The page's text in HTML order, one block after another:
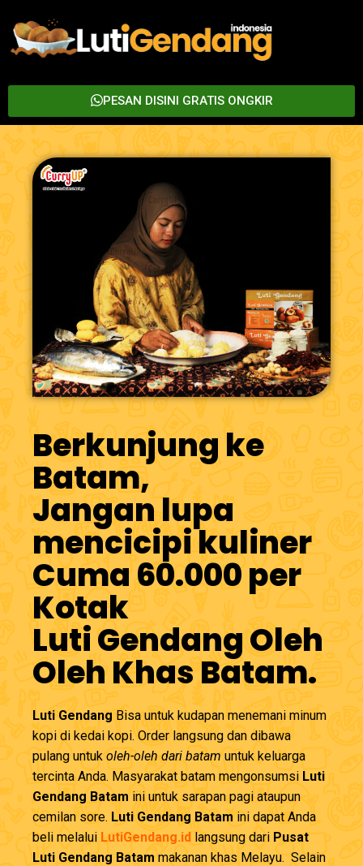
PESAN DISINI GRATIS ONGKIR
Berkunjung ke
Batam,
Jangan lupa
mencicipi kuliner
Cuma 60.000 per
Kotak
Luti Gendang Oleh
Oleh Khas Batam.
Luti GendangBisa untuk kudapan menemani minum
kopi di kedai kopi. Order langsung dan dibawa
pulang untukoleh-oleh dari batamuntuk keluarga
tercinta Anda. Masyarakat batam mengonsumsi Luti
Gendang Batamini untuk sarapan pagi ataupun
cemilan sore. Luti Gendang Batamini dapat Anda
beli melalui LutiGendang.id langsung dari Pusat
Luti Gendang Batammakanan khas Melayu. Selain